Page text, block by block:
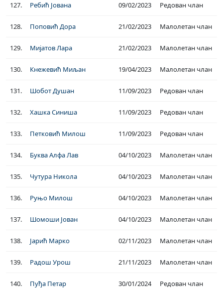
127. Ребић Јована 09/02/2023 Редован члан
128. Поповић Дора 21/02/2023 Малолетан члан
129. Мијатов Лара 21/02/2023 Малолетан члан
130. Кнежевић Миљан 19/04/2023 Малолетан члан
131. Шобот Душан 11/09/2023 Редован члан
132. Хашка Синиша 11/09/2023 Редован члан
133. Петковић Милош 11/09/2023 Редован члан
134. Буква Алфа Лав 04/10/2023 Малолетан члан
135. Чутура Никола 04/10/2023 Малолетан члан
136. Руњо Милош 04/10/2023 Малолетан члан
137. Шомоши Јован 04/10/2023 Малолетан члан
138. Јарић Марко 02/11/2023 Малолетан члан
139. Радош Урош 21/11/2023 Малолетан члан
140. Пуђа Петар 30/01/2024 Редован члан